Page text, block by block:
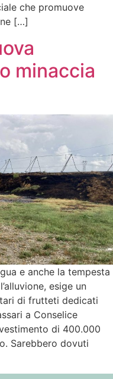
che promuove
[…]
minaccia
e anche la tempesta
esige un
di frutteti dedicati
a Conselice
di 400.000
Sarebbero dovuti